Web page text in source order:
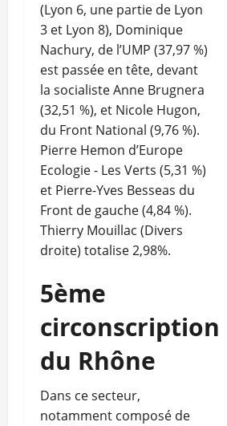
(Lyon 6, une partie de Lyon
3 et Lyon 8), Dominique
Nachury, de l’UMP (37,97 %)
est passée en tête, devant
la socialiste Anne Brugnera
(32,51 %), et Nicole Hugon,
du Front National (9,76 %).
Pierre Hemon d’Europe
Ecologie - Les Verts (5,31 %)
et Pierre-Yves Besseas du
Front de gauche (4,84 %).
Thierry Mouillac (Divers
droite) totalise 2,98%.
5ème
circonscription
du Rhône
Dans ce secteur,
notamment composé de